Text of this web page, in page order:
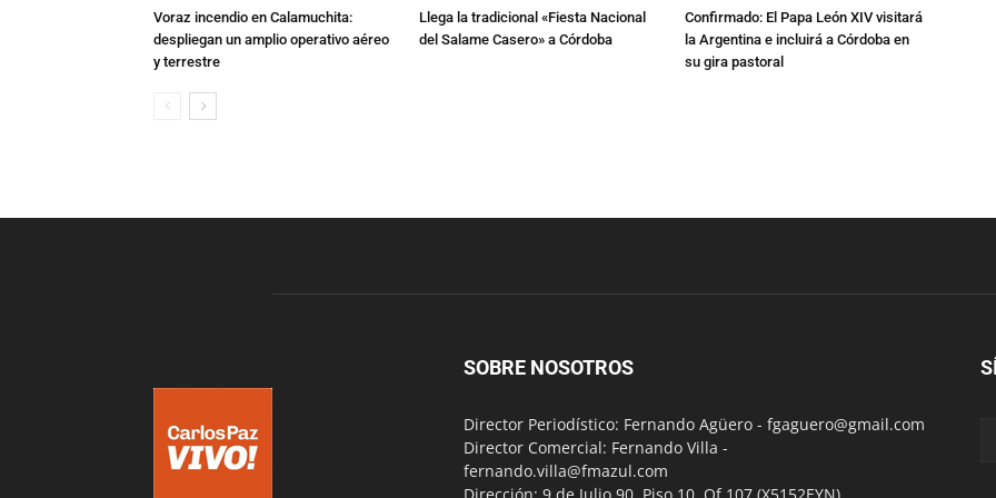
Voraz incendio en Calamuchita:
despliegan un amplio operativo aéreo
y terrestre
Llega la tradicional «Fiesta Nacional
del Salame Casero» a Córdoba
Confirmado: El Papa León XIV visitará
la Argentina e incluirá a Córdoba en
su gira pastoral
SOBRE NOSOTROS
Director Periodístico: Fernando Agüero - fgaguero@gmail.com
Director Comercial: Fernando Villa -
fernando.villa@fmazul.com